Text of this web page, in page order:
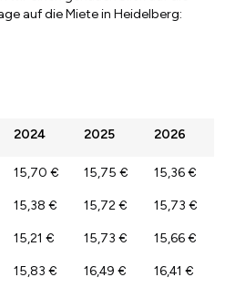
auf die Miete in Heidelberg:
2024 2025 2026
15,70 € 15,75 € 15,36 €
15,38 € 15,72 € 15,73 €
15,21 € 15,73 € 15,66 €
15,83 € 16,49 € 16,41 €